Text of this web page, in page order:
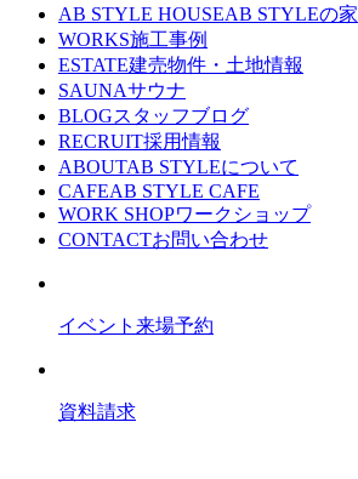
AB STYLE HOUSEAB STYLEの家
WORKS施工事例
ESTATE建売物件・土地情報
SAUNAサウナ
BLOGスタッフブログ
RECRUIT採用情報
ABOUTAB STYLEについて
CAFEAB STYLE CAFE
WORK SHOPワークショップ
CONTACTお問い合わせ
イベント来場予約
資料請求